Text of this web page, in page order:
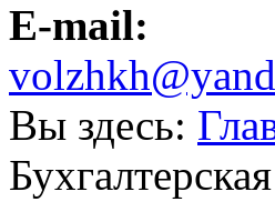
E-mail:
Вы здесь: